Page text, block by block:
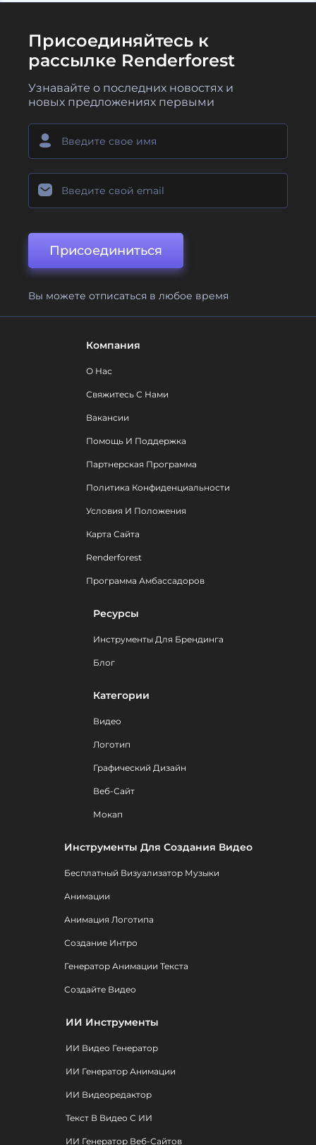
Присоединяйтесь к
рассылке Renderforest
Узнавайте о последних новостях и
новых предложениях первыми
Присоединиться
Вы можете отписаться в любое время
Компания
О Нас
Свяжитесь С Нами
Вакансии
Помощь И Поддержка
Партнерская Программа
Политика Конфиденциальности
Условия И Положения
Карта Сайта
Renderforest
Программа Амбассадоров
Ресурсы
Инструменты Для Брендинга
Блог
Категории
Видео
Логотип
Графический Дизайн
Веб-Сайт
Мокап
Инструменты Для Создания Видео
Бесплатный Визуализатор Музыки
Анимации
Анимация Логотипа
Создание Интро
Генератор Анимации Текста
Создайте Видео
ИИ Инструменты
ИИ Видео Генератор
ИИ Генератор Анимации
ИИ Видеоредактор
Текст В Видео С ИИ
ИИ Генератор Веб-Сайтов